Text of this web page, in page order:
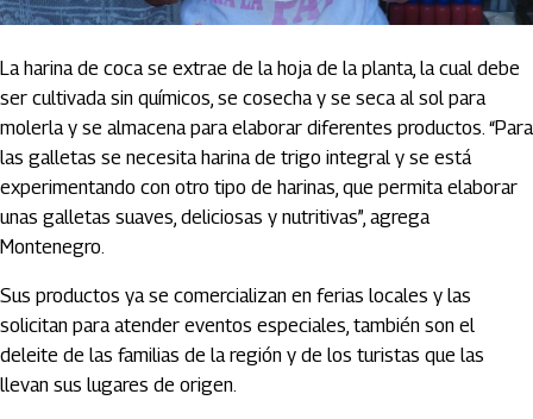
La harina de coca se extrae de la hoja de la planta, la cual debe
ser cultivada sin químicos, se cosecha y se seca al sol para
molerla y se almacena para elaborar diferentes productos. “Para
las galletas se necesita harina de trigo integral y se está
experimentando con otro tipo de harinas, que permita elaborar
unas galletas suaves, deliciosas y nutritivas”, agrega
Montenegro.
Sus productos ya se comercializan en ferias locales y las
solicitan para atender eventos especiales, también son el
deleite de las familias de la región y de los turistas que las
llevan sus lugares de origen.